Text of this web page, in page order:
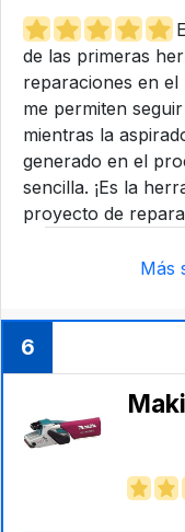
de las primeras
reparaciones en
me permiten
mientras la
generado en el
sencilla. ¡Es la
proyecto de
Más
6